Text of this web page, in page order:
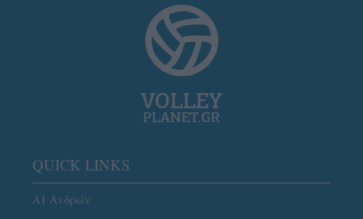
QUICK LINKS
Α1 Ανδρών